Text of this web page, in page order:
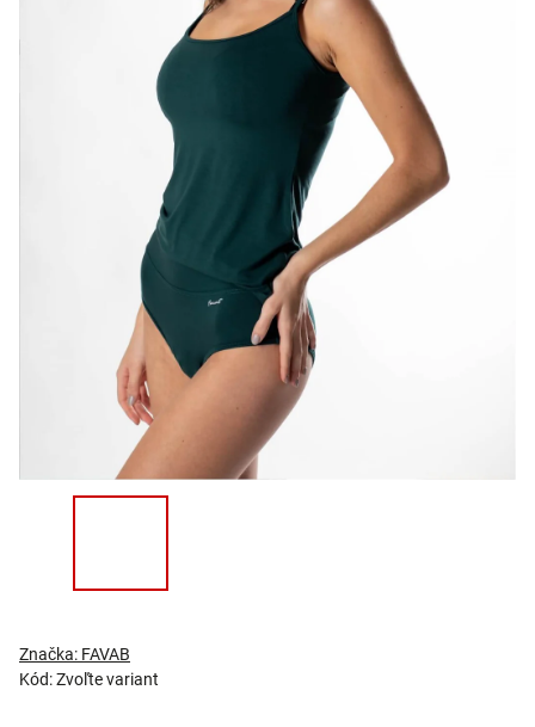
Kód:Zvoľte variant
Značka: FAVAB